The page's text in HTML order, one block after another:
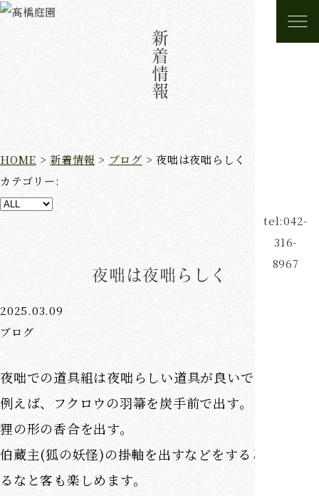
tel:042-
316-
8967
新着情報
HOME>新着情報 > ブログ> 夜咄は夜咄らしく
カテゴリー:
夜咄は夜咄らしく
2025.03.09
ブログ
夜咄での道具組は夜咄らしい道具が良いです。
例えば、フクロウの羽箒を炭手前で出す。
狸の形の香合を出す。
伯蔵主(狐の妖怪)の掛軸を出すなどをすると夜咄に来
るなと客も楽しめます。